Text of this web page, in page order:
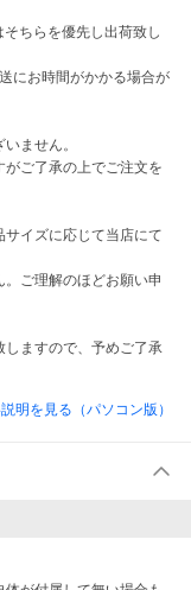
ちらを優先し出荷致し
にお時間がかかる場合が
ません。
ご了承の上でご注文を
イズに応じて当店にて
ご理解のほどお願い申
しますので、予めご了承
明を見る（パソコン版）